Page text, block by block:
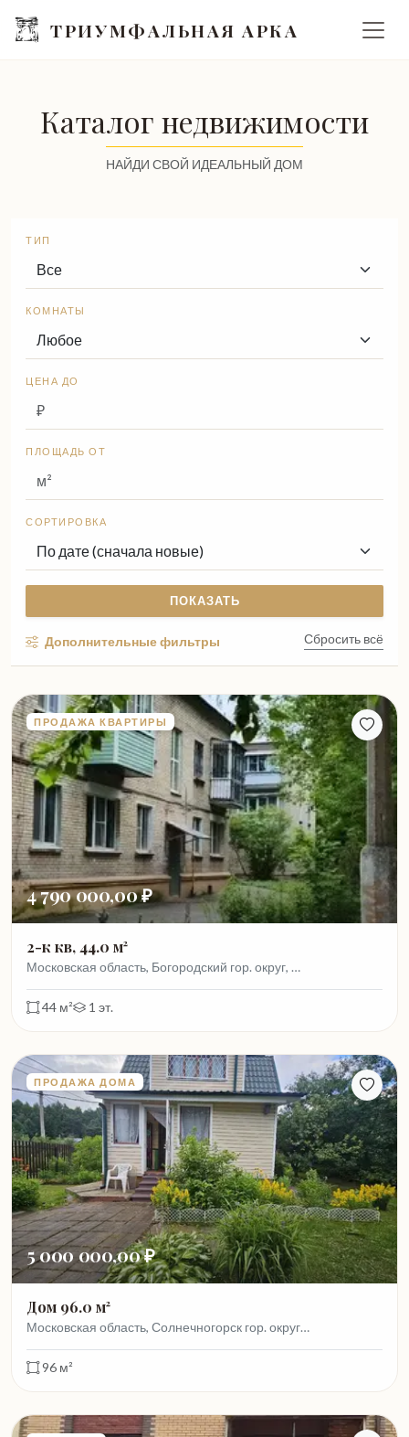
ТРИУМФАЛЬНАЯ АРКА
Каталог недвижимости
НАЙДИ СВОЙ ИДЕАЛЬНЫЙ ДОМ
ТИП
КОМНАТЫ
ЦЕНА ДО
ПЛОЩАДЬ ОТ
СОРТИРОВКА
ПОКАЗАТЬ
Дополнительные фильтры Сбросить всё
ПРОДАЖА КВАРТИРЫ
4 790 000,00 ₽
2-к кв, 44.0 м²
Московская область, Богородский гор. округ, …
44 м² 1 эт.
ПРОДАЖА ДОМА
5 000 000,00 ₽
Дом 96.0 м²
Московская область, Солнечногорск гор. округ…
96 м²